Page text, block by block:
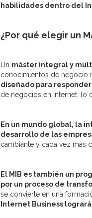
habilidades dentro del
¿Por qué elegir un
Un máster integral y
conocimientos de negocio
diseñado para
de negocios en internet, lo
En un mundo global, la
desarrollo de las
cambiante y cada vez más
El MIB es también un
por un proceso de
se convierte en una
Internet Business